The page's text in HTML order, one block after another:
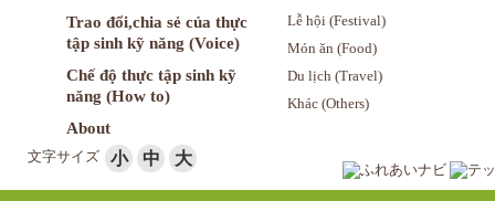
Trao đổi,chia sẻ của thực
tập sinh kỹ năng (Voice)
Chế độ thực tập sinh kỹ
năng (How to)
About
Lễ hội (Festival)
Món ăn (Food)
Du lịch (Travel)
Khác (Others)
文字サイズ 小 中 大